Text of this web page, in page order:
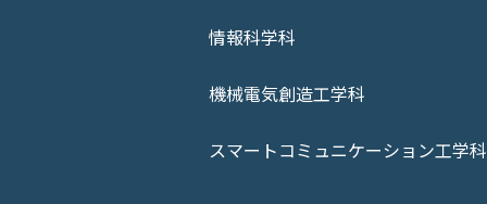
情報科学科
機械電気創造工学科
スマートコミュニケーション工学科